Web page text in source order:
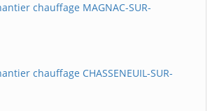
chauffage MAGNAC-SUR-
chauffage CHASSENEUIL-SUR-